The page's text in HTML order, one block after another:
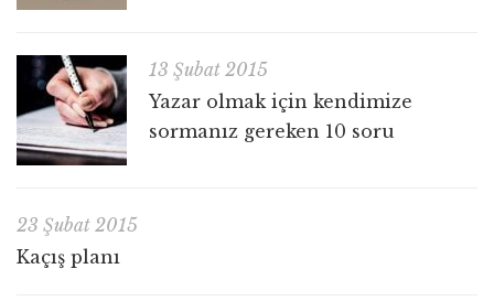
13 Şubat 2015
Yazar olmak için kendimize
sormanız gereken 10 soru
23 Şubat 2015
Kaçış planı